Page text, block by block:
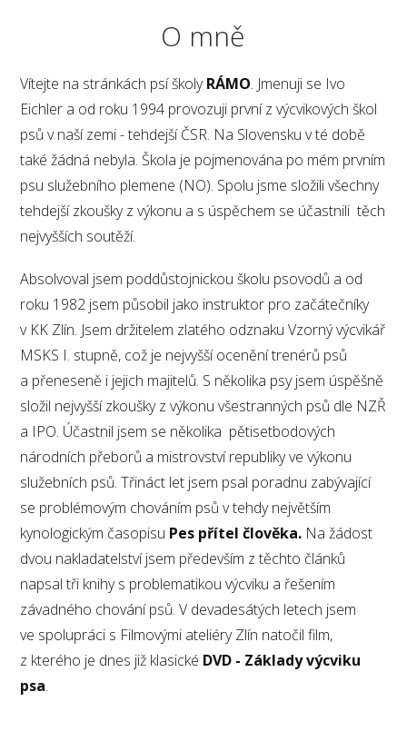
O mně
Vítejte na stránkách psí školyRÁMO. Jmenuji se Ivo
Eichler a od roku 1994 provozuji první z výcvikových škol
psů v naší zemi - tehdejší ČSR. Na Slovensku v té době
také žádná nebyla. Škola je pojmenována po mém prvním
psu služebního plemene (NO). Spolu jsme složili všechny
tehdejší zkoušky z výkonu a s úspěchem se účastnili těch
nejvyšších soutěží.
Absolvoval jsem poddůstojnickou školu psovodů a od
roku 1982 jsem působil jako instruktor pro začátečníky
v KK Zlín. Jsem držitelem zlatého odznaku Vzorný výcvikář
MSKS I. stupně, což je nejvyšší ocenění trenérů psů
a přeneseně i jejich majitelů. S několika psy jsem úspěšně
složil nejvyšší zkoušky z výkonu všestranných psů dle NZŘ
a IPO. Účastnil jsem se několika pětisetbodových
národních přeborů a mistrovství republiky ve výkonu
služebních psů. Třináct let jsem psal poradnu zabývající
se problémovým chováním psů v tehdy největším
kynologickým časopisu Pes přítel člověka. Na žádost
dvou nakladatelství jsem především z těchto článků
napsal tři knihy s problematikou výcviku a řešením
závadného chování psů. V devadesátých letech jsem
ve spolupráci s Filmovými ateliéry Zlín natočil film,
z kterého je dnes již klasické DVD - Základy výcviku
psa.